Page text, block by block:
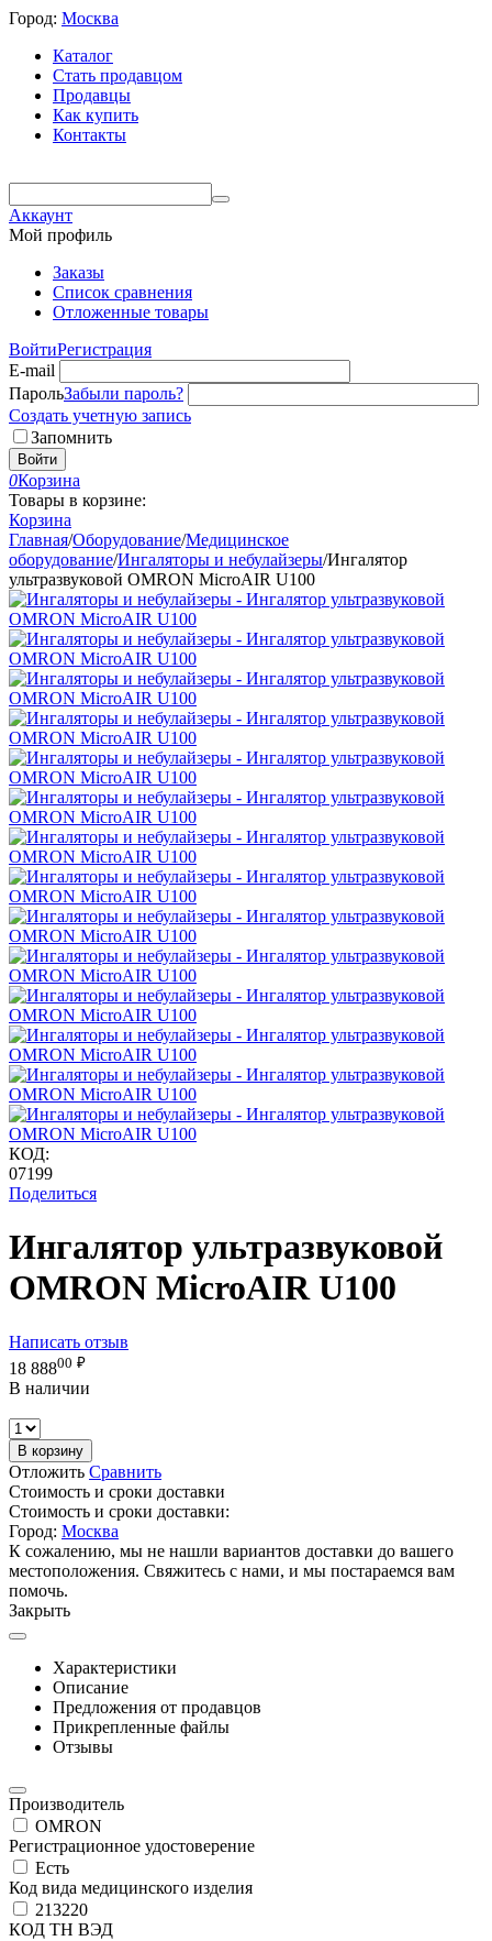
Город: Москва
Каталог
Стать продавцом
Продавцы
Как купить
Контакты
Аккаунт
Мой профиль
Заказы
Список сравнения
Отложенные товары
ВойтиРегистрация
E-mail
ПарольЗабыли пароль?
Создать учетную запись
Запомнить
Войти
0Корзина
Товары в корзине:
Корзина
Главная/Оборудование/Медицинское
оборудование/Ингаляторы и небулайзеры/Ингалятор
ультразвуковой OMRON MicroAIR U100
КОД:
07199
Поделиться
Ингалятор ультразвуковой
OMRON MicroAIR U100
Написать отзыв
18 88800 ₽
В наличии
В корзину
Отложить Сравнить
Стоимость и сроки доставки
Стоимость и сроки доставки:
Город: Москва
К сожалению, мы не нашли вариантов доставки до вашего
местоположения. Свяжитесь с нами, и мы постараемся вам
помочь.
Закрыть
Характеристики
Описание
Предложения от продавцов
Прикрепленные файлы
Отзывы
Производитель
OMRON
Регистрационное удостоверение
Есть
Код вида медицинского изделия
213220
КОД ТН ВЭД